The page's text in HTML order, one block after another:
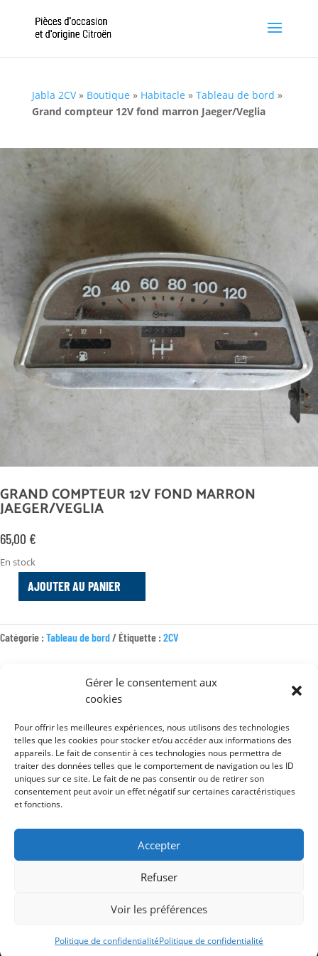
Gérer le consentement aux
cookies
Pour offrir les meilleures expériences, nous utilisons des technologies
telles que les cookies pour stocker et/ou accéder aux informations des
appareils. Le fait de consentir à ces technologies nous permettra de
traiter des données telles que le comportement de navigation ou les ID
uniques sur ce site. Le fait de ne pas consentir ou de retirer son
consentement peut avoir un effet négatif sur certaines caractéristiques
et fonctions.
Accepter
Refuser
Voir les préférences
Politique de confidentialitéPolitique de confidentialité
Jabla 2CV» Boutique » Habitacle » Tableau de bord »
Grand compteur 12V fond marron Jaeger/Veglia
GRAND COMPTEUR 12V FOND MARRON
JAEGER/VEGLIA
65,00 €
En stock
QUANTITÉ
GRAND
COMPTEUR
AJOUTER AU PANIER
Catégorie : Tableau de bord Étiquette : 2CV
Mentions légales
Conditions générales de vente
Politique de confidentialité